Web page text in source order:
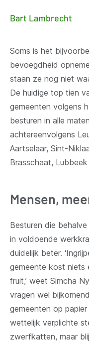
Bart Lambrecht
Soms is het
bevoegdheid
staan ze nog niet
De huidige top tien
gemeenten volgens
besturen in alle
achtereenvolgens
Aartselaar, Sint-
Brasschaat,
Mensen,
Besturen die
in voldoende
duidelijk beter.
gemeente kost niets
fruit,’ weet Simcha
vragen wel
gemeenten op
wettelijk verplichte
zwerfkatten, maar